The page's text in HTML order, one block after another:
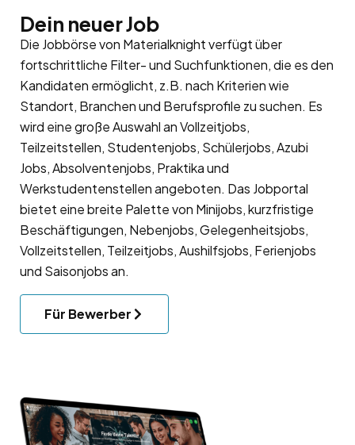
Dein neuer Job
Die Jobbörse von Materialknight verfügt über
fortschrittliche Filter- und Suchfunktionen, die es den
Kandidaten ermöglicht, z.B. nach Kriterien wie
Standort, Branchen und Berufsprofile zu suchen. Es
wird eine große Auswahl an Vollzeitjobs,
Teilzeitstellen, Studentenjobs, Schülerjobs, Azubi
Jobs, Absolventenjobs, Praktika und
Werkstudentenstellen angeboten. Das Jobportal
bietet eine breite Palette von Minijobs, kurzfristige
Beschäftigungen, Nebenjobs, Gelegenheitsjobs,
Vollzeitstellen, Teilzeitjobs, Aushilfsjobs, Ferienjobs
und Saisonjobs an.
Für Bewerber